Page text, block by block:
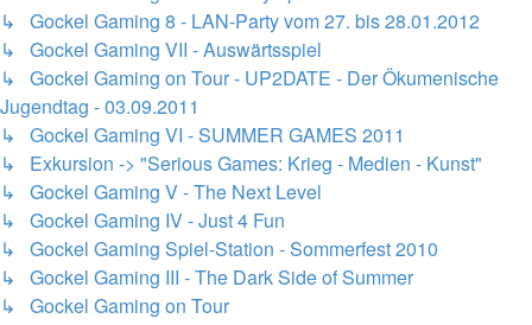
↳ Gockel Gaming 8 - LAN-Party vom 27. bis 28.01.2012
↳ Gockel Gaming VII - Auswärtsspiel
↳ Gockel Gaming on Tour - UP2DATE - Der Ökumenische
Jugendtag - 03.09.2011
↳ Gockel Gaming VI - SUMMER GAMES 2011
↳ Exkursion -> "Serious Games: Krieg - Medien - Kunst"
↳ Gockel Gaming V - The Next Level
↳ Gockel Gaming IV - Just 4 Fun
↳ Gockel Gaming Spiel-Station - Sommerfest 2010
↳ Gockel Gaming III - The Dark Side of Summer
↳ Gockel Gaming on Tour